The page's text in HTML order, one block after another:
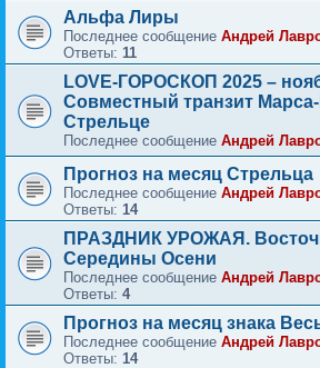
Альфа Лиры
Последнее сообщение Андрей
Ответы: 11
LOVE-ГОРОСКОП 2025 –
Совместный транзит
Стрельце
Последнее сообщение Андрей
Прогноз на месяц Стрельца
Последнее сообщение Андрей
Ответы: 14
ПРАЗДНИК УРОЖАЯ.
Середины Осени
Последнее сообщение Андрей
Ответы: 4
Прогноз на месяц знака
Последнее сообщение Андрей
Ответы: 14